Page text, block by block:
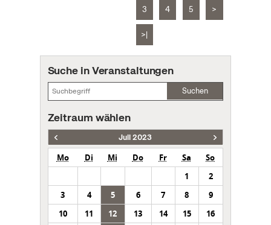
3 4 5 >
>|
Suche in Veranstaltungen
Suchen
Zeitraum wählen
Juli 2023
Mo Di Mi Do Fr Sa
So
1
2
3
4 5 6 7 8
9
10
11 12 13 14 15
16